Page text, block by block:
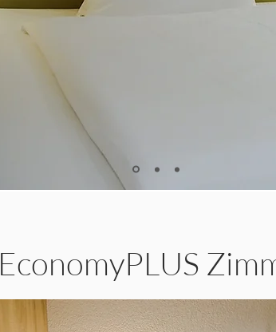
EconomyPLUS